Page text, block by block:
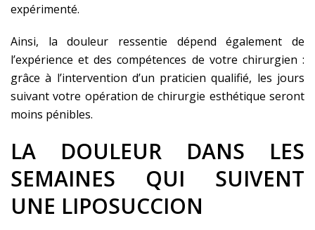
expérimenté.
Ainsi, la douleur ressentie dépend également de
l’expérience et des compétences de votre chirurgien :
grâce à l’intervention d’un praticien qualifié, les jours
suivant votre opération de chirurgie esthétique seront
moins pénibles.
LA DOULEUR DANS LES
SEMAINES QUI SUIVENT
UNE LIPOSUCCION